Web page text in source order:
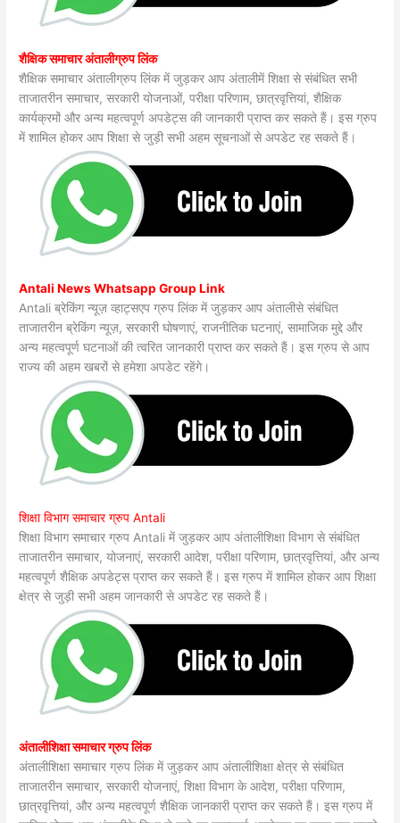
शैक्षिक समाचार अंतालीग्रुप लिंक
शैक्षिक समाचार अंतालीग्रुप लिंक में जुड़कर आप अंतालीमें शिक्षा से संबंधित सभी
ताजातरीन समाचार, सरकारी योजनाओं, परीक्षा परिणाम, छात्रवृत्तियां, शैक्षिक
कार्यक्रमों और अन्य महत्वपूर्ण अपडेट्स की जानकारी प्राप्त कर सकते हैं। इस ग्रुप
में शामिल होकर आप शिक्षा से जुड़ी सभी अहम सूचनाओं से अपडेट रह सकते हैं।
Antali News Whatsapp Group Link
Antali ब्रेकिंग न्यूज़ व्हाट्सएप ग्रुप लिंक में जुड़कर आप अंतालीसे संबंधित
ताजातरीन ब्रेकिंग न्यूज़, सरकारी घोषणाएं, राजनीतिक घटनाएं, सामाजिक मुद्दे और
अन्य महत्वपूर्ण घटनाओं की त्वरित जानकारी प्राप्त कर सकते हैं। इस ग्रुप से आप
राज्य की अहम खबरों से हमेशा अपडेट रहेंगे।
शिक्षा विभाग समाचार ग्रुप Antali
शिक्षा विभाग समाचार ग्रुप Antali में जुड़कर आप अंतालीशिक्षा विभाग से संबंधित
ताजातरीन समाचार, योजनाएं, सरकारी आदेश, परीक्षा परिणाम, छात्रवृत्तियां, और अन्य
महत्वपूर्ण शैक्षिक अपडेट्स प्राप्त कर सकते हैं। इस ग्रुप में शामिल होकर आप शिक्षा
क्षेत्र से जुड़ी सभी अहम जानकारी से अपडेट रह सकते हैं।
अंतालीशिक्षा समाचार ग्रुप लिंक
अंतालीशिक्षा समाचार ग्रुप लिंक में जुड़कर आप अंतालीशिक्षा क्षेत्र से संबंधित
ताजातरीन समाचार, सरकारी योजनाएं, शिक्षा विभाग के आदेश, परीक्षा परिणाम,
छात्रवृत्तियां, और अन्य महत्वपूर्ण शैक्षिक जानकारी प्राप्त कर सकते हैं। इस ग्रुप में